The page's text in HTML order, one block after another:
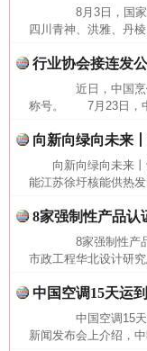
8月3日，国家
四川青神、洪雅、丹
行业协会接连发
近日，中国烹
称号。 7月23日，中
向新向绿向未来
向新向绿向未来
能江苏徐圩核能供热
8家强制性产品认
8家强制性产品
市政工程华北设计研
中国空调15天运
中国空调15天
新闻发布会上介绍，